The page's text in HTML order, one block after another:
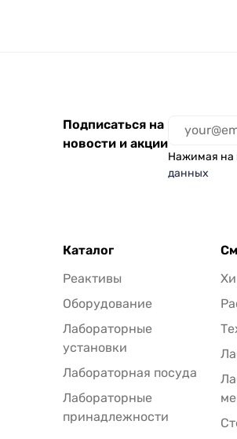
Подписаться на
новости и акции
Нажимая на
данных
Каталог
Реактивы
Оборудование
Лабораторные
установки
Лабораторная посуда
Лабораторные
принадлежности